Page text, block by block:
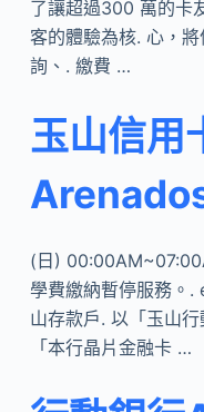
了讓超過300 萬的卡
客的體驗為核. 心，
詢、. 繳費 …
玉山信用
(日)
學費繳納暫停服務。.
山存款戶. 以「玉山
「本行晶片金融卡 …